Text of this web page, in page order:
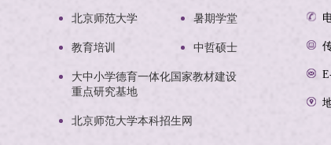
北京师范大学 暑期学堂
教育培训 中哲硕士
大中小学德育一体化国家教材建设
重点研究基地
北京师范大学本科招生网